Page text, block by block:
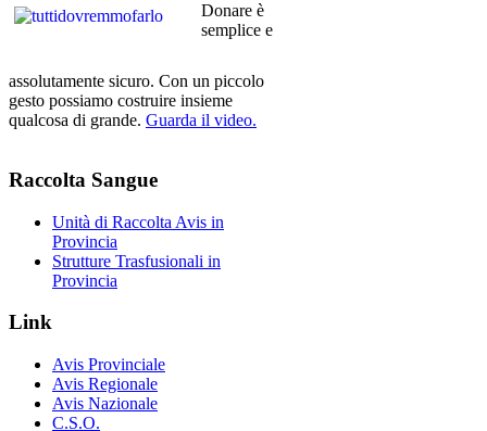
Donare è
semplice e
assolutamente sicuro. Con un piccolo
gesto possiamo costruire insieme
qualcosa di grande. Guarda il video.
Raccolta Sangue
Unità di Raccolta Avis in
Provincia
Strutture Trasfusionali in
Provincia
Link
Avis Provinciale
Avis Regionale
Avis Nazionale
C.S.O.